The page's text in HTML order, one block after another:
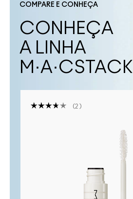
COMPARE E CONHEÇA
CONHEÇA
A LINHA
M·A·CSTACK
2